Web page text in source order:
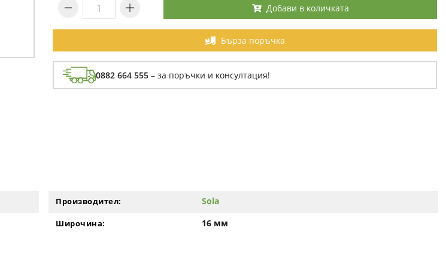
Добави в количката
Бърза поръчка
0882 664 555 – за поръчки и консултация!
Производител: Sola
Широчина: 16 мм